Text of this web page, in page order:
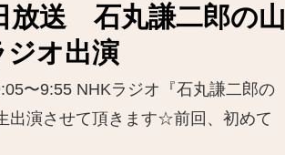
放送 石丸謙二郎の山
ジオ出演
〜9:55 NHKラジオ『石丸謙二郎の
出演させて頂きます☆前回、初めて